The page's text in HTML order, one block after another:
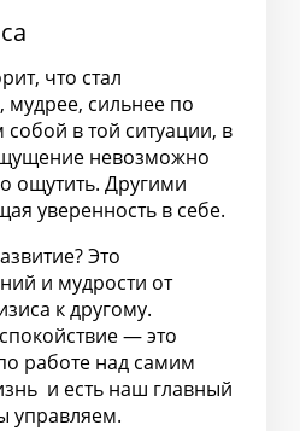
что стал
мудрее, сильнее по
в той ситуации, в
невозможно
ощутить. Другими
уверенность в себе.
Это
и мудрости от
к другому.
— это
работе над самим
и есть наш главный
управляем.